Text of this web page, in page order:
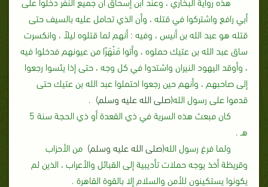
أبي رافع واشتركوا في قتله ، وأن الذي تحامل عليه بالسيف حتى
قتله هو عبد الله بن أنيس ، وفيه‏ :‏ أنهم لما قتلوه ليلاً ، وانكسرت
ساق عبد الله بن عتيك حملوه ، وأتوا مَنْهَرًا من عيونهم فدخلوا فيه
، وأوقد اليهود النيران واشتدوا في كل وجه ، حتى إذا يئسوا رجعوا
إلى صاحبهم ، وأنهم حين رجعوا احتملوا عبد الله بن عتيك حتى
قدموا على رسول الله(صلى الله عليه وسلم) ‏.‏
كان مبعث هذه السرية في ذي القعدة أو ذي الحجة سنة 5
هـ ‏.‏
ولما فرغ رسول الله(صلى الله عليه وسلم) من الأحزاب
وقريظة أخذ يوجه حملات تأديبية إلى القبائل والأعراب ، الذين لم
يكونوا يستكينون للأمن والسلام إلا بالقوة القاهرة‏ .